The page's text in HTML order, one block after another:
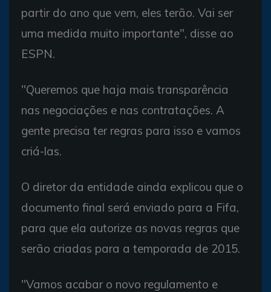
partir do ano que vem, eles terão. Vai ser
uma medida muito importante", disse ao
ESPN.
"Queremos que haja mais transparência
nas negociações e nas contratações. A
gente precisa ter regras para isso e vamos
criá-las.
O diretor da entidade ainda explicou que o
documento final será enviado para a Fifa,
para que ela autorize as novas regras que
serão criadas para a temporada de 2015.
"Vamos acabar o novo regulamento e